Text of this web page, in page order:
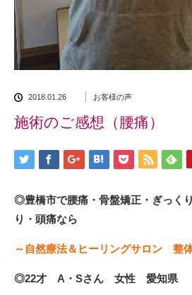
2018.01.26 お客様の声
施術のご感想（腰痛）
◎豊橋市で腰痛・骨盤矯正・ぎっく
り・頭痛なら
～自然療法＆ヒーリングサロン 整
◎22才 A・Sさん 女性 愛知県